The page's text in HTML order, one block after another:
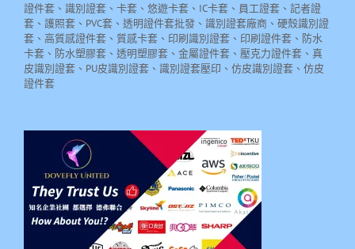
證件套、識別證套、卡套、悠遊卡套、IC卡套、員工證套、記者證
套、護照套、PVC套、透明證件套批發、識別證套廠商、硬殼識別證
套、高質感證件套、質感卡套、印刷識別證套、印刷證件套、防水
卡套、防水塑膠套、透明塑膠套、金屬證件套、壓克力證件套、真
皮識別證套、PU皮識別證套、識別證套壓印、仿皮識別證套、仿皮
證件套